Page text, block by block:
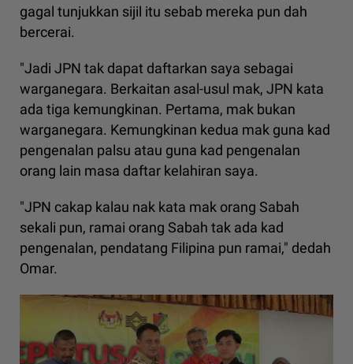
gagal tunjukkan sijil itu sebab mereka pun dah
bercerai.
"Jadi JPN tak dapat daftarkan saya sebagai
warganegara. Berkaitan asal-usul mak, JPN kata
ada tiga kemungkinan. Pertama, mak bukan
warganegara. Kemungkinan kedua mak guna kad
pengenalan palsu atau guna kad pengenalan
orang lain masa daftar kelahiran saya.
"JPN cakap kalau nak kata mak orang Sabah
sekali pun, ramai orang Sabah tak ada kad
pengenalan, pendatang Filipina pun ramai," dedah
Omar.